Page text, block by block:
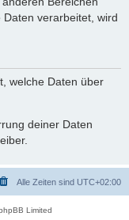
verarbeitet, wird
welche Daten über
deiner Daten
Alle Zeiten sind UTC+02:00
Limited